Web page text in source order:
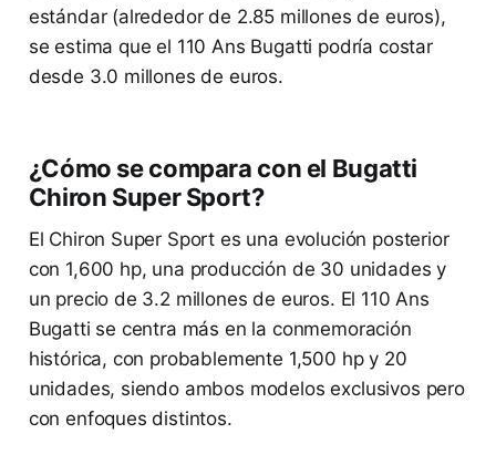
estándar (alrededor de 2.85 millones de euros),
se estima que el 110 Ans Bugatti podría costar
desde 3.0 millones de euros.
¿Cómo se compara con el Bugatti
Chiron Super Sport?
El Chiron Super Sport es una evolución posterior
con 1,600 hp, una producción de 30 unidades y
un precio de 3.2 millones de euros. El 110 Ans
Bugatti se centra más en la conmemoración
histórica, con probablemente 1,500 hp y 20
unidades, siendo ambos modelos exclusivos pero
con enfoques distintos.